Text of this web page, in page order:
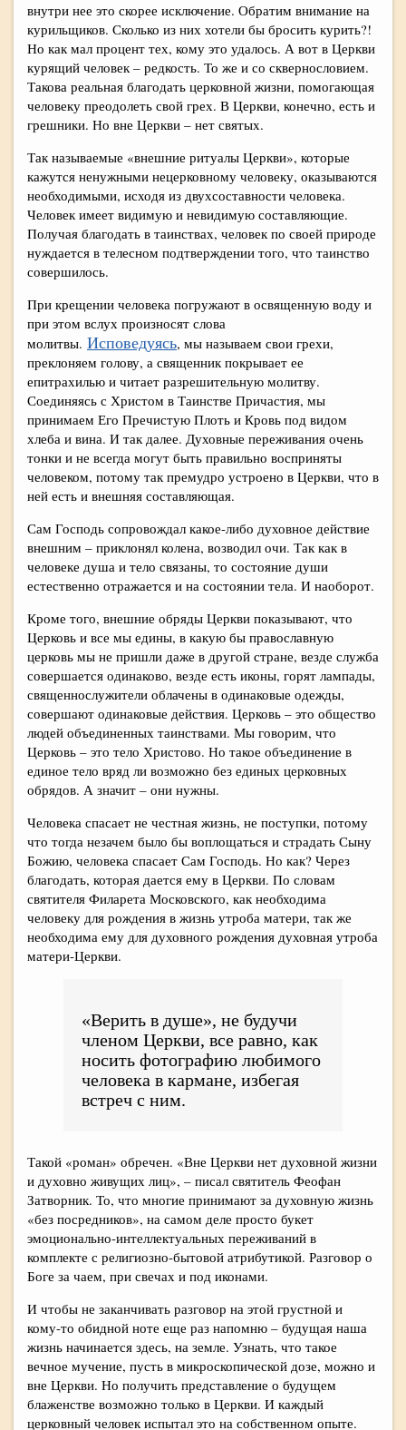
внутри нее это скорее исключение. Обратим внимание на
курильщиков. Сколько из них хотели бы бросить курить?!
Но как мал процент тех, кому это удалось. А вот в Церкви
курящий человек – редкость. То же и со сквернословием.
Такова реальная благодать церковной жизни, помогающая
человеку преодолеть свой грех. В Церкви, конечно, есть и
грешники. Но вне Церкви – нет святых.
Так называемые «внешние ритуалы Церкви», которые
кажутся ненужными нецерковному человеку, оказываются
необходимыми, исходя из двухсоставности человека.
Человек имеет видимую и невидимую составляющие.
Получая благодать в таинствах, человек по своей природе
нуждается в телесном подтверждении того, что таинство
совершилось.
При крещении человека погружают в освященную воду и
при этом вслух произносят слова
молитвы. Исповедуясь, мы называем свои грехи,
преклоняем голову, а священник покрывает ее
епитрахилью и читает разрешительную молитву.
Соединяясь с Христом в Таинстве Причастия, мы
принимаем Его Пречистую Плоть и Кровь под видом
хлеба и вина. И так далее. Духовные переживания очень
тонки и не всегда могут быть правильно восприняты
человеком, потому так премудро устроено в Церкви, что в
ней есть и внешняя составляющая.
Сам Господь сопровождал какое-либо духовное действие
внешним – приклонял колена, возводил очи. Так как в
человеке душа и тело связаны, то состояние души
естественно отражается и на состоянии тела. И наоборот.
Кроме того, внешние обряды Церкви показывают, что
Церковь и все мы едины, в какую бы православную
церковь мы не пришли даже в другой стране, везде служба
совершается одинаково, везде есть иконы, горят лампады,
священнослужители облачены в одинаковые одежды,
совершают одинаковые действия. Церковь – это общество
людей объединенных таинствами. Мы говорим, что
Церковь – это тело Христово. Но такое объединение в
единое тело вряд ли возможно без единых церковных
обрядов. А значит – они нужны.
Человека спасает не честная жизнь, не поступки, потому
что тогда незачем было бы воплощаться и страдать Сыну
Божию, человека спасает Сам Господь. Но как? Через
благодать, которая дается ему в Церкви. По словам
святителя Филарета Московского, как необходима
человеку для рождения в жизнь утроба матери, так же
необходима ему для духовного рождения духовная утроба
матери-Церкви.
«Верить в душе», не будучи
членом Церкви, все равно, как
носить фотографию любимого
человека в кармане, избегая
встреч с ним.
Такой «роман» обречен. «Вне Церкви нет духовной жизни
и духовно живущих лиц», – писал святитель Феофан
Затворник. То, что многие принимают за духовную жизнь
«без посредников», на самом деле просто букет
эмоционально-интеллектуальных переживаний в
комплекте с религиозно-бытовой атрибутикой. Разговор о
Боге за чаем, при свечах и под иконами.
И чтобы не заканчивать разговор на этой грустной и
кому-то обидной ноте еще раз напомню – будущая наша
жизнь начинается здесь, на земле. Узнать, что такое
вечное мучение, пусть в микроскопической дозе, можно и
вне Церкви. Но получить представление о будущем
блаженстве возможно только в Церкви. И каждый
церковный человек испытал это на собственном опыте.